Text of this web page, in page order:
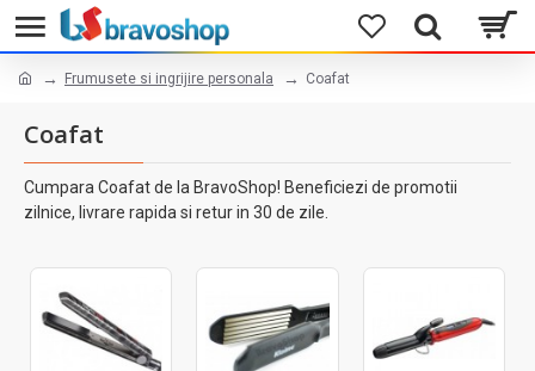
Frumusete si ingrijire personala Coafat
Coafat
Cumpara Coafat de la BravoShop! Beneficiezi de promotii
zilnice, livrare rapida si retur in 30 de zile.